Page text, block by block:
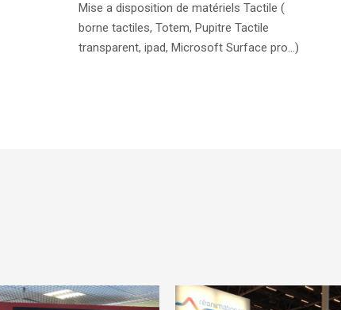
Mise a disposition de matériels Tactile (
borne tactiles, Totem, Pupitre Tactile
transparent, ipad, Microsoft Surface pro…)